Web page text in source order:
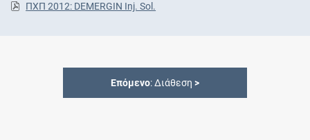
ΠΧΠ 2012: DEMERGIN Inj. Sol.
Επόμενο: Διάθεση >